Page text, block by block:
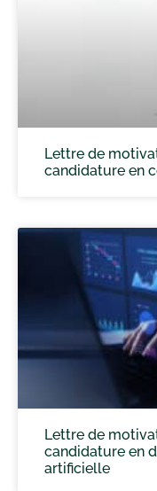
Lettre de
candidature en
Lettre de
candidature en
artificielle